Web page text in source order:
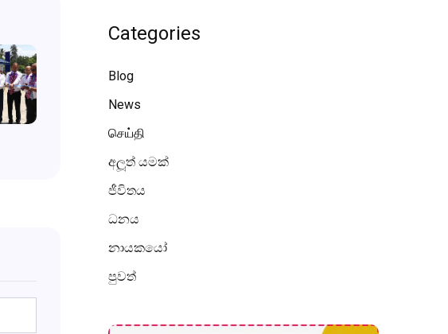
Categories
Blog
News
செய்தி
අලූත් යමක්
ජීවිතය
ධනය
නායකයෝ
පුවත්